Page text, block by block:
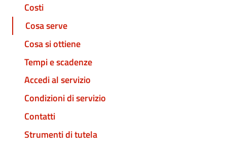
Costi
Cosa serve
Cosa si ottiene
Tempi e scadenze
Accedi al servizio
Condizioni di servizio
Contatti
Strumenti di tutela